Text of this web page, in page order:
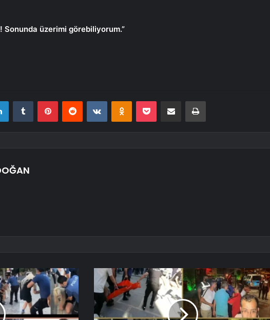
Sonunda üzerimi görebiliyorum.”
LinkedInTumblr PinterestReddit VKontakteOdnoklassniki
Pocket E-Posta ile paylaş Yazdır